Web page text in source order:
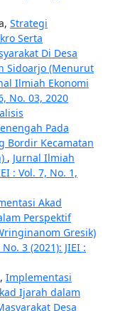
Strategi
Serta
Di Desa
Sidoarjo (Menurut
Ilmiah Ekonomi
No. 03, 2020
Pada
Bordir Kecamatan
, Jurnal Ilmiah
: Vol. 7, No. 1,
Akad
Perspektif
Gresik)
3 (2021): JIEI :
Implementasi
Ijarah dalam
Desa